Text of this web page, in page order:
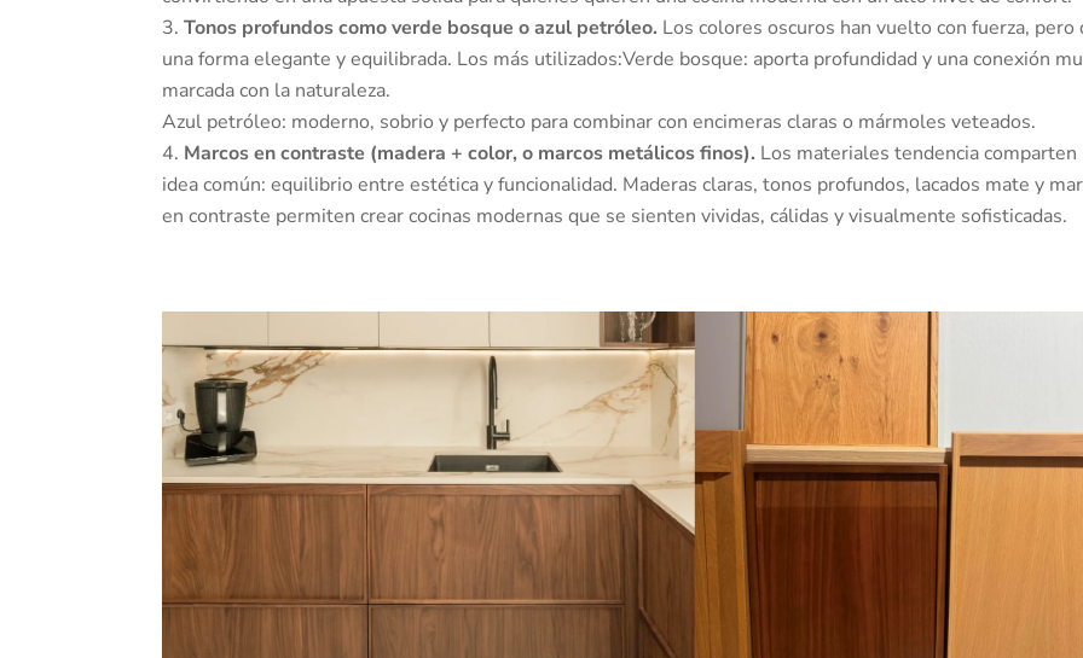
Tonos profundos como verde bosque o azul petróleo. Los colores oscuros han vuelto con fuerza, pero
una forma elegante y equilibrada. Los más utilizados:Verde bosque: aporta profundidad y una conexión
marcada con la naturaleza.
Azul petróleo: moderno, sobrio y perfecto para combinar con encimeras claras o mármoles veteados.
Marcos en contraste (madera + color, o marcos metálicos finos). Los materiales tendencia comparten
idea común: equilibrio entre estética y funcionalidad. Maderas claras, tonos profundos, lacados mate y
en contraste permiten crear cocinas modernas que se sienten vividas, cálidas y visualmente sofisticadas.